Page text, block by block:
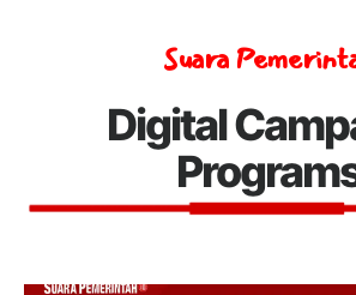
Suara
Digital